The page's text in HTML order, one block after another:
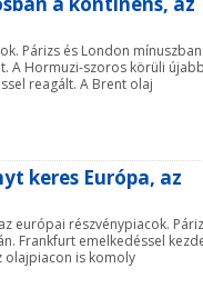
Párizs és London mínuszban
A Hormuzi-szoros körüli
reagált. A Brent olaj
keres Európa, az
európai részvénypiacok.
Frankfurt emelkedéssel
olajpiacon is komoly